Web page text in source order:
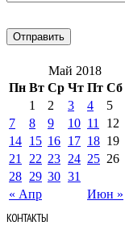
Май 2018
Пн Вт Ср Чт Пт Сб
« Апр Июн »
1 2 3 4 5
7
8 9 10 11 12
14 15 16 17 18 19
21
22 23 24 25 26
28 29 30 31
КОНТАКТЫ